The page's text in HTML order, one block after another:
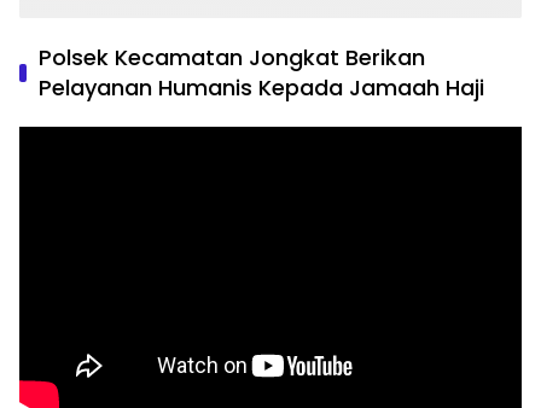
Polsek Kecamatan Jongkat Berikan
Pelayanan Humanis Kepada Jamaah Haji